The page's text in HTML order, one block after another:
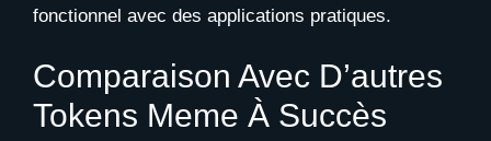
fonctionnel avec des applications pratiques.
Comparaison Avec D’autres
Tokens Meme À Succès